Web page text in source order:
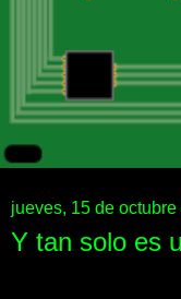
jueves, 15 de
Y tan solo es